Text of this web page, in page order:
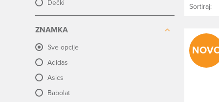
Dečki
ZNAMKA
Sve opcije
Adidas
Asics
Babolat
Sortiraj: